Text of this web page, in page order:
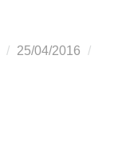
Postado
25/04/2016